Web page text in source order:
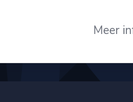
3011 BHMeer